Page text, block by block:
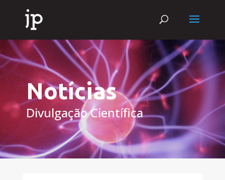
Notícias
Divulgação Científica